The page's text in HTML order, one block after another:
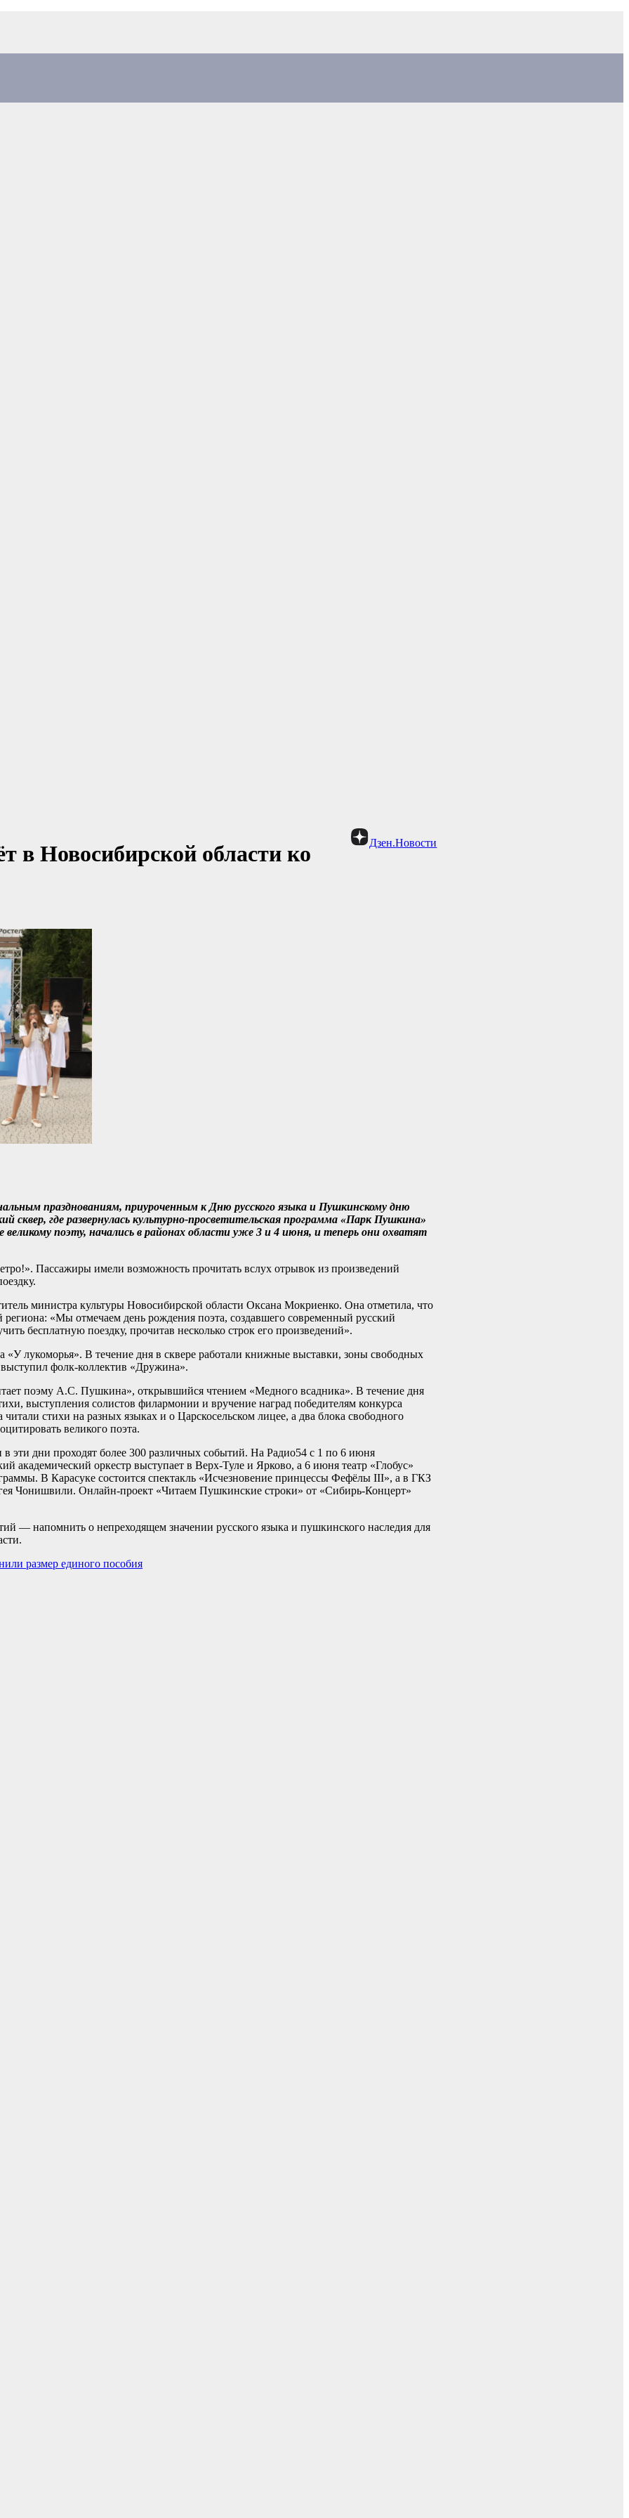
Дзен.Новости
в Новосибирской области ко
празднованиям, приуроченным к Дню русского языка и Пушкинскому дню
где развернулась культурно-просветительская программа «Парк Пушкина»
поэту, начались в районах области уже 3 и 4 июня, и теперь они охватят
Пассажиры имели возможность прочитать вслух отрывок из произведений
министра культуры Новосибирской области Оксана Мокриенко. Она отметила, что
«Мы отмечаем день рождения поэта, создавшего современный русский
бесплатную поездку, прочитав несколько строк его произведений».
«У лукоморья». В течение дня в сквере работали книжные выставки, зоны свободных
фолк-коллектив «Дружина».
поэму А.С. Пушкина», открывшийся чтением «Медного всадника». В течение дня
выступления солистов филармонии и вручение наград победителям конкурса
стихи на разных языках и о Царскосельском лицее, а два блока свободного
великого поэта.
эти дни проходят более 300 различных событий. На Радио54 с 1 по 6 июня
академический оркестр выступает в Верх-Туле и Ярково, а 6 июня театр «Глобус»
В Карасуке состоится спектакль «Исчезновение принцессы Фефёлы III», а в ГКЗ
Чонишвили. Онлайн-проект «Читаем Пушкинские строки» от «Сибирь-Концерт»
— напомнить о непреходящем значении русского языка и пушкинского наследия для
размер единого пособия